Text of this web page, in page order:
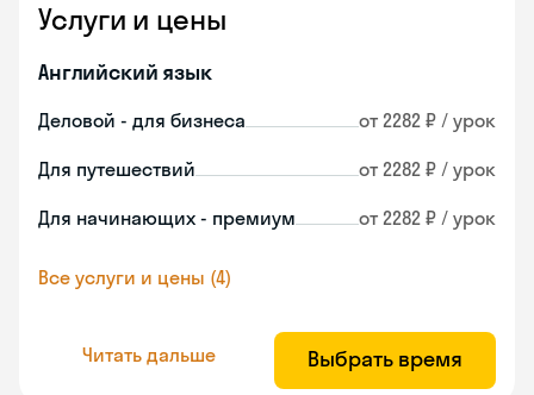
Услуги и цены
Английский язык
Деловой - для бизнеса от 2282 ₽ / урок
Для путешествий от 2282 ₽ / урок
Для начинающих - премиум от 2282 ₽ / урок
Все услуги и цены (4)
Читать дальше Выбрать время